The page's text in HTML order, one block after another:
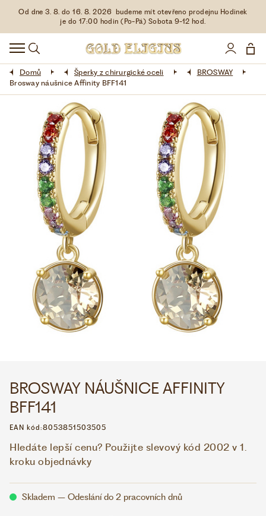
Od dne 3. 8. do 16. 8. 2026 budeme mít otevřeno prodejnu Hodinek
je do 17:00 hodin (Po-Pá) Sobota 9-12 hod.
HODINKY
DOPLŇKY
ŠPERKY
LIMITOVANÉ EDICE
LÁSKA ❤
VŠE O NÁKUPU
KONTAKT
WHATSAPP VIBER
VOLEJTE 9:00–18:00 +420 775 138 346
Domů Šperky z chirurgické oceli
BROSWAY
Brosway náušnice Affinity BFF141
BROSWAY NÁUŠNICE AFFINITY
BFF141
EAN kód:8053851503505
Hledáte lepší cenu? Použijte slevový kód 2002 v 1.
kroku objednávky
Skladem – Odeslání do 2 pracovních dnů